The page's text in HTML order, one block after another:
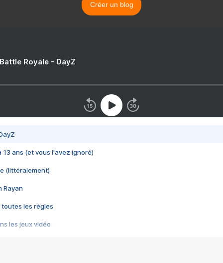
Créer un blog
Royale - DayZ
13 ans (et vous l'avez ignoré)
(littéralement)
Rayan
toutes les règles
les jeux vidéo